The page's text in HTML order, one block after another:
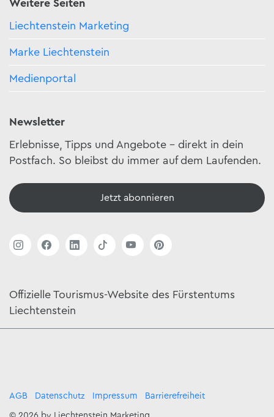
Weitere Seiten
Liechtenstein Marketing
Marke Liechtenstein
Medienportal
Newsletter
Erlebnisse, Tipps und Angebote – direkt in dein
Postfach. So bleibst du immer auf dem Laufenden.
Jetzt abonnieren
Offizielle Tourismus-Website des Fürstentums
Liechtenstein
AGB Datenschutz Impressum Barrierefreiheit